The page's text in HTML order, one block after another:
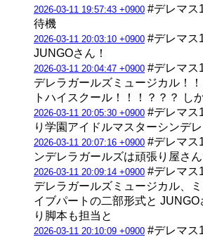
2026-03-11 19:57:43 +0900 #デレマス
待機
2026-03-11 20:03:10 +0900 #デレマス
JUNGOさん！
2026-03-11 20:04:47 +0900 #デレマス
デレラガールズミュージカル！
トハイスクール！！！？？？ し
2026-03-11 20:05:30 +0900 #デレマス
り学園アイドルマスターシンデ
2026-03-11 20:07:16 +0900 #デレマス
ンデレラガールズは頑張り屋さ
2026-03-11 20:09:14 +0900 #デレマス
デレラガールズミュージカル、
イブパートの二部形式と JUNGO
り脚本も担当と
2026-03-11 20:10:09 +0900 #デレマス